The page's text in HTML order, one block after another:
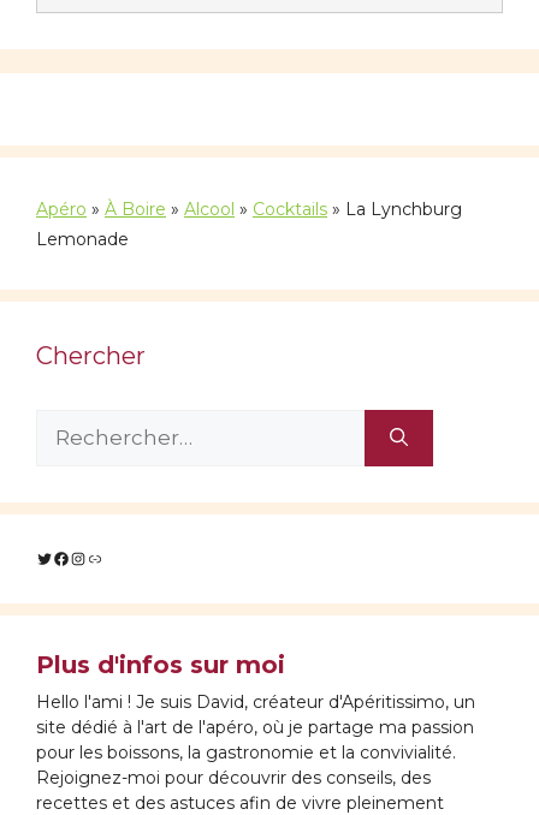
Apéro » À Boire » Alcool » Cocktails » La Lynchburg
Lemonade
Chercher
Rechercher :
Twitter
Facebook
Instagram
Lien
Plus d'infos sur moi
Hello l'ami ! Je suis David, créateur d'Apéritissimo, un
site dédié à l'art de l'apéro, où je partage ma passion
pour les boissons, la gastronomie et la convivialité.
Rejoignez-moi pour découvrir des conseils, des
recettes et des astuces afin de vivre pleinement